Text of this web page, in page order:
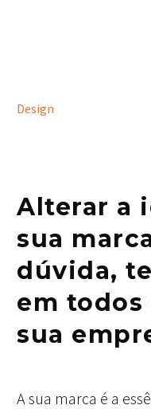
Design
Alterar a
sua
dúvida,
em todos
sua
A sua marca é a